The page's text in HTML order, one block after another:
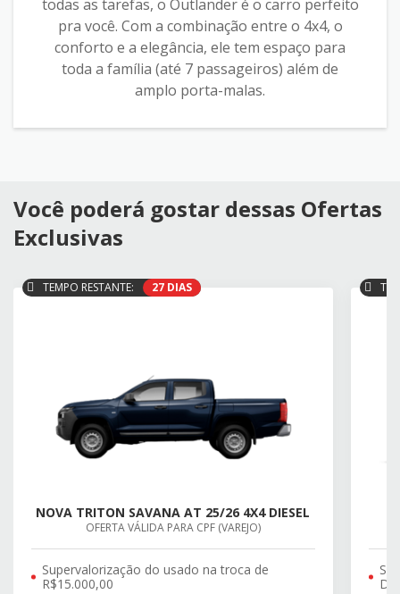
todas as tarefas, o Outlander é o carro perfeito
pra você. Com a combinação entre o 4x4, o
conforto e a elegância, ele tem espaço para
toda a família (até 7 passageiros) além de
amplo porta-malas.
Você poderá gostar dessas Ofertas
Exclusivas
TEMPO RESTANTE: 27 DIAS
NOVA TRITON SAVANA AT 25/26 4X4 DIESEL
OFERTA VÁLIDA PARA CPF (VAREJO)
Supervalorização do usado na troca de
R$15.000,00